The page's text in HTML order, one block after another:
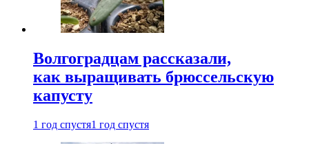
Волгоградцам рассказали,
как выращивать брюссельскую
капусту
1 год спустя1 год спустя